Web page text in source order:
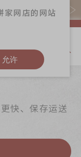
运费！
更多
奇华工作坊
快、保存运送
家网店的网站
允许